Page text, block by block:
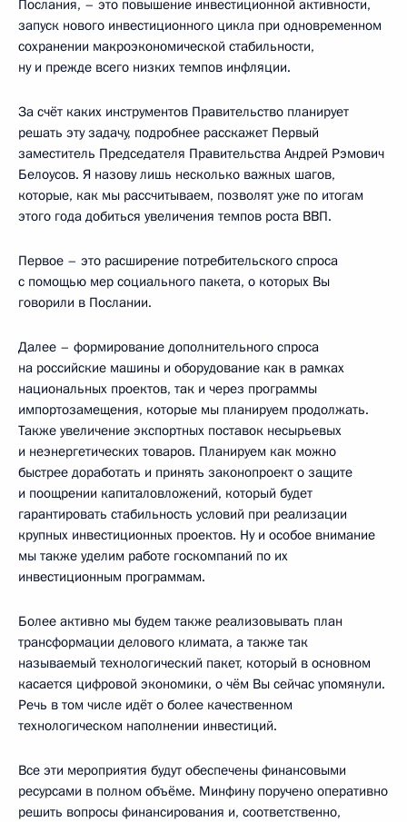
Послания, – это повышение инвестиционной активности,
запуск нового инвестиционного цикла при одновременном
сохранении макроэкономической стабильности,
ну и прежде всего низких темпов инфляции.
За счёт каких инструментов Правительство планирует
решать эту задачу, подробнее расскажет Первый
заместитель Председателя Правительства Андрей Рэмович
Белоусов. Я назову лишь несколько важных шагов,
которые, как мы рассчитываем, позволят уже по итогам
этого года добиться увеличения темпов роста ВВП.
Первое – это расширение потребительского спроса
с помощью мер социального пакета, о которых Вы
говорили в Послании.
Далее – формирование дополнительного спроса
на российские машины и оборудование как в рамках
национальных проектов, так и через программы
импортозамещения, которые мы планируем продолжать.
Также увеличение экспортных поставок несырьевых
и неэнергетических товаров. Планируем как можно
быстрее доработать и принять законопроект о защите
и поощрении капиталовложений, который будет
гарантировать стабильность условий при реализации
крупных инвестиционных проектов. Ну и особое внимание
мы также уделим работе госкомпаний по их
инвестиционным программам.
Более активно мы будем также реализовывать план
трансформации делового климата, а также так
называемый технологический пакет, который в основном
касается цифровой экономики, о чём Вы сейчас упомянули.
Речь в том числе идёт о более качественном
технологическом наполнении инвестиций.
Все эти мероприятия будут обеспечены финансовыми
ресурсами в полном объёме. Минфину поручено оперативно
решить вопросы финансирования и, соответственно,